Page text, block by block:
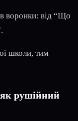
воронки: від “Що
школи, тим
рушійний